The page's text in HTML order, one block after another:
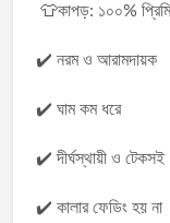
👕কাপড়: ১০০%
✔️ নরম ও আরামদায়ক
✔️ ঘাম কম ধরে
✔️ দীর্ঘস্থায়ী ও টেকসই
✔️ কালার ফেডিং হয় না